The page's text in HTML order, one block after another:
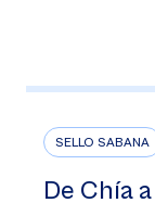
SELLO SABANA
De Chía